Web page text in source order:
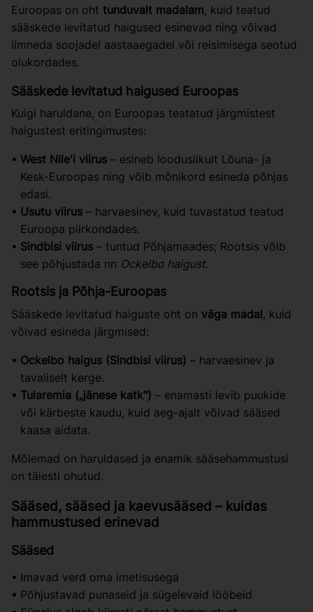
Euroopas on oht tunduvalt madalam, kuid teatud
sääskede levitatud haigused esinevad ning võivad
ilmneda soojadel aastaaegadel või reisimisega seotud
olukordades.
Sääskede levitatud haigused Euroopas
Kuigi haruldane, on Euroopas teatatud järgmistest
haigustest eritingimustes:
West Nile'i viirus – esineb looduslikult Lõuna- ja
Kesk-Euroopas ning võib mõnikord esineda põhjas
edasi.
Usutu viirus – harvaesinev, kuid tuvastatud teatud
Euroopa piirkondades.
Sindbisi viirus – tuntud Põhjamaades; Rootsis võib
see põhjustada nn Ockelbo haigust.
Rootsis ja Põhja-Euroopas
Sääskede levitatud haiguste oht on väga madal, kuid
võivad esineda järgmised:
Ockelbo haigus (Sindbisi viirus) – harvaesinev ja
tavaliselt kerge.
Tularemia („jänese katk") – enamasti levib puukide
või kärbeste kaudu, kuid aeg-ajalt võivad sääsed
kaasa aidata.
Mõlemad on haruldased ja enamik sääsehammustusi
on täiesti ohutud.
Sääsed, sääsed ja kaevusääsed – kuidas
hammustused erinevad
Sääsed
Imavad verd oma imetisusega
Põhjustavad punaseid ja sügelevaid lööbeid